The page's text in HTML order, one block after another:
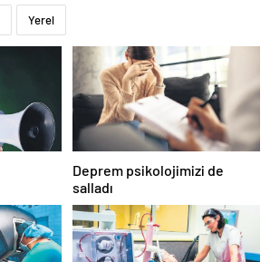
Yerel
Deprem psikolojimizi de
salladı